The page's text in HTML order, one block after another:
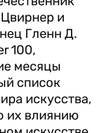
и
Гленн Д.
100,
месяцы
список
искусства,
их влиянию